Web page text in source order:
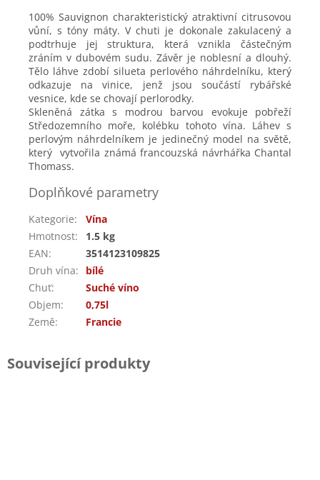
100% Sauvignon charakteristický atraktivní citrusovou
vůní, s tóny máty. V chuti je dokonale zakulacený a
podtrhuje jej struktura, která vznikla částečným
zráním v dubovém sudu. Závěr je noblesní a dlouhý.
Tělo láhve zdobí silueta perlového náhrdelníku, který
odkazuje na vinice, jenž jsou součástí rybářské
vesnice, kde se chovají perlorodky.
Skleněná zátka s modrou barvou evokuje pobřeží
Středozemního moře, kolébku tohoto vína. Láhev s
perlovým náhrdelníkem je jedinečný model na světě,
který vytvořila známá francouzská návrhářka Chantal
Thomass.
Doplňkové parametry
Kategorie:
Vína
Hmotnost:
1.5 kg
EAN:
3514123109825
Druh vína:
bílé
Chuť:
Suché víno
Objem:
0,75l
Země: Francie
Související produkty